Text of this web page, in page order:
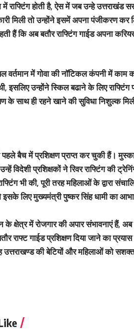
राफ्टिंग होती है, ऐस में जब उन्हे उत्तराखंड
मिली तो उन्होंने इसमें अपना पंजीकरण
हैं कि अब बतौर राफ्टिंग गाईड अपना
वर्तमान में गोवा की नॉटिकल कंपनी में काम
इसलिए उन्होंने स्किल बढाने के लिए
के साथ ही रहने खाने की सुविधा निशुल्क
बैच में प्रशिक्षण प्राप्त कर चुकी हैं।
विदेशी प्रशिक्षकों ने रिवर राफ्टिंग की
भी की, पूरी तरह महिलाओं के द्वारा
इसके लिए मुख्यमंत्री पुष्कर सिंह धामी का
के क्षेत्र में रोजगार की अपार संभावनाएं हैं,
राफ्ट गाईड प्रशिक्षण दिया जाने का
की बेटियों और महिलाओं को